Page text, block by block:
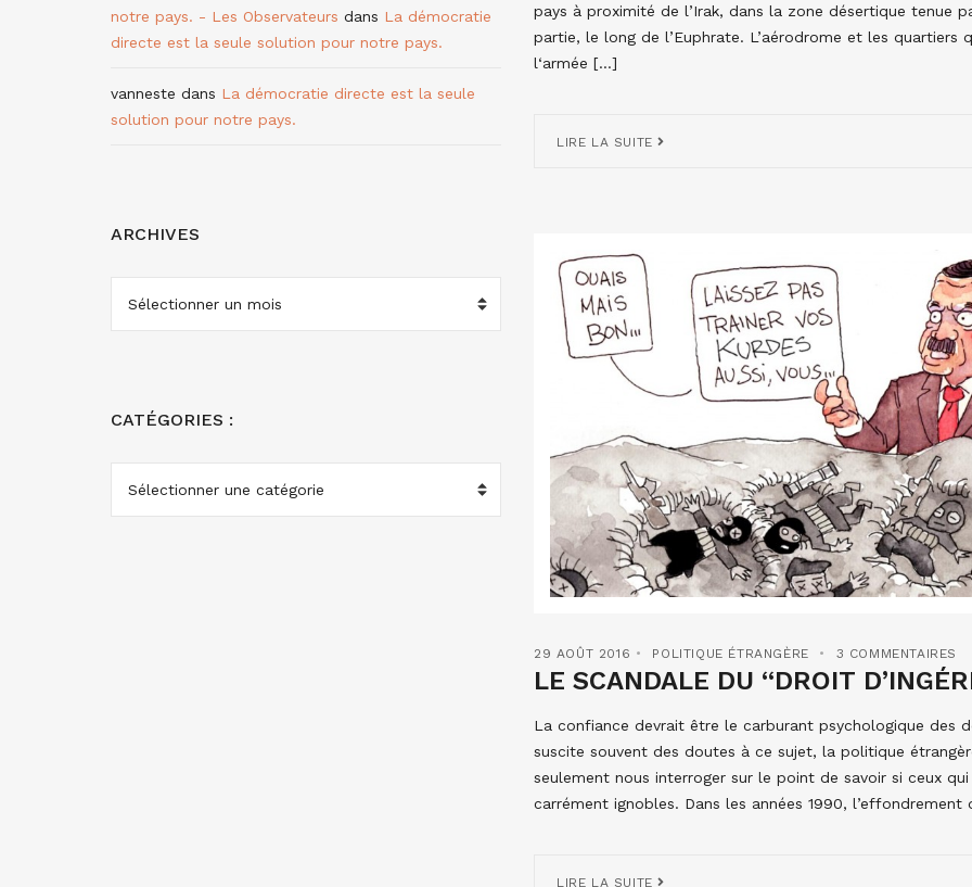
pays à proximité de l’Irak, dans la zone désertique tenue
partie, le long de l’Euphrate. L’aérodrome et les
l‘armée […]
LIRE LA SUITE
29 AOÛT 2016 POLITIQUE ÉTRANGÈRE 3 COMMENTAIRES
LE SCANDALE DU “DROIT
La confiance devrait être le carburant psychologique des
suscite souvent des doutes à ce sujet, la politique
seulement nous interroger sur le point de savoir si ceux
carrément ignobles. Dans les années 1990,
LIRE LA SUITE
notre pays. - Les Observateurs dans La démocratie
directe est la seule solution pour notre pays.
vanneste dans La démocratie directe est la seule
solution pour notre pays.
ARCHIVES
ARCHIVES
CATÉGORIES :
CATÉGORIES